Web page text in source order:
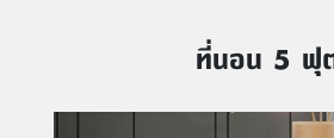
ที่นอน 5 ฟุ